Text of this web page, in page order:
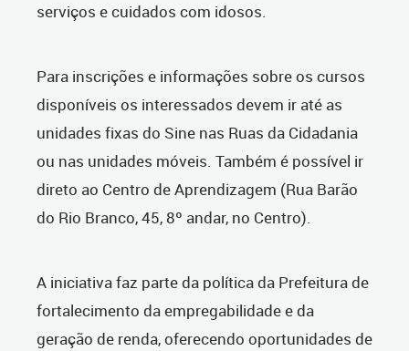
serviços e cuidados com idosos.
Para inscrições e informações sobre os cursos
disponíveis os interessados devem ir até as
unidades fixas do Sine nas Ruas da Cidadania
ou nas unidades móveis. Também é possível ir
direto ao Centro de Aprendizagem (Rua Barão
do Rio Branco, 45, 8º andar, no Centro).
A iniciativa faz parte da política da Prefeitura de
fortalecimento da empregabilidade e da
geração de renda, oferecendo oportunidades de